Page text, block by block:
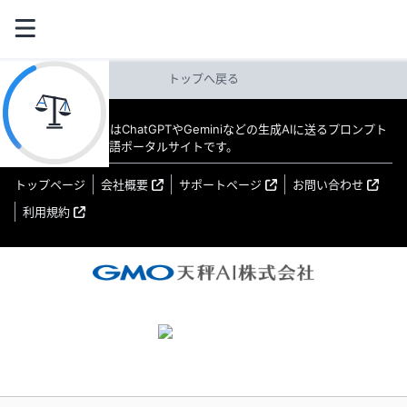
トップへ戻る
教えてAI byGMO はChatGPTやGeminiなどの生成AIに送るプロンプト
（指示文）の日本語ポータルサイトです。
トップページ 会社概要 サポートページ
お問い合わせ
利用規約